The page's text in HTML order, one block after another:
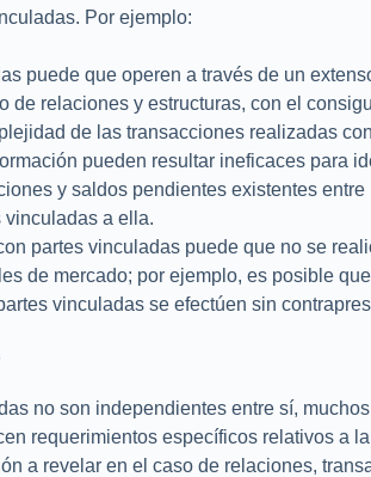
Por ejemplo:
puede que operen a través de un
de relaciones y estructuras, con el
de las transacciones realizadas
pueden resultar ineficaces para
y saldos pendientes existentes entre
vinculadas a ella.
partes vinculadas puede que no se
de mercado; por ejemplo, es posible
vinculadas se efectúen sin
no son independientes entre sí,
requerimientos específicos relativos a la
a revelar en el caso de relaciones,